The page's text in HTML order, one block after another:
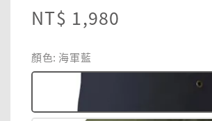
Regular
NT$ 1,980
顏色: 海軍藍